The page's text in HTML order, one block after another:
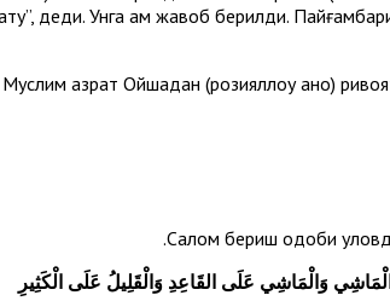
деди. Унга ҳам жавоб берилди.
ҳазрат Ойшадан (розияллоҳу анҳо)
Салом бериш одоби
وَالْمَاشِي عَلَى القَاعِدِ وَالْقَلِيلُ عَلَى الْكَثِيرِ